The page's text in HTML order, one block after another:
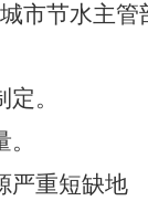
市节水主管
。
严重短缺地